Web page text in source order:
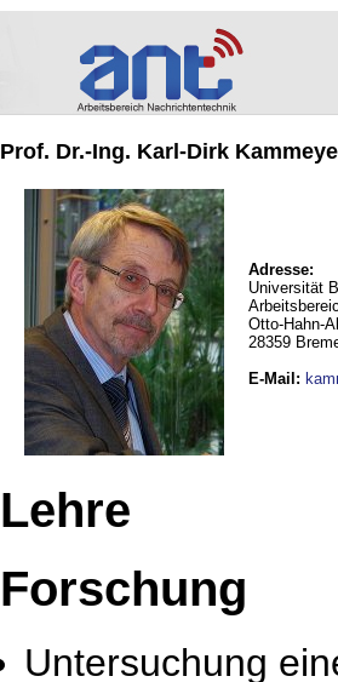
Prof. Dr.-Ing. Karl-Dirk
Adresse:
Universität
Otto-Hahn-
28359
E-Mail :
Lehre
Forschung
Untersuchung